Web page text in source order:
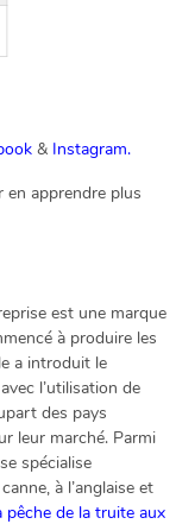
& Instagram.
en apprendre plus
est une marque
à produire les
a introduit le
l’utilisation de
des pays
leur marché. Parmi
spécialise
à l’anglaise et
pêche de la truite aux